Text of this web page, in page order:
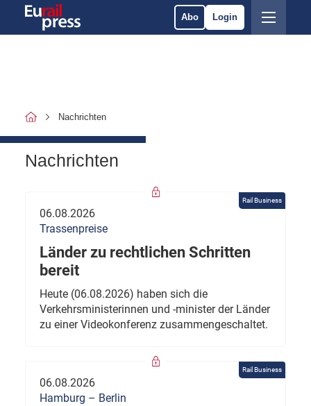
Abo Login
Nachrichten
Nachrichten
Rail Business
06.08.2026
Trassenpreise
Länder zu rechtlichen Schritten
bereit
Heute (06.08.2026) haben sich die
Verkehrsministerinnen und -minister der Länder
zu einer Videokonferenz zusammengeschaltet.
Rail Business
06.08.2026
Hamburg – Berlin